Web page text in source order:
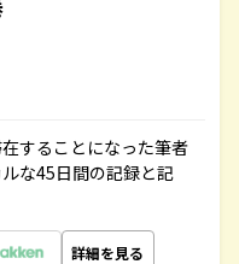
することになった筆者
な45日間の記録と記
詳細を見る